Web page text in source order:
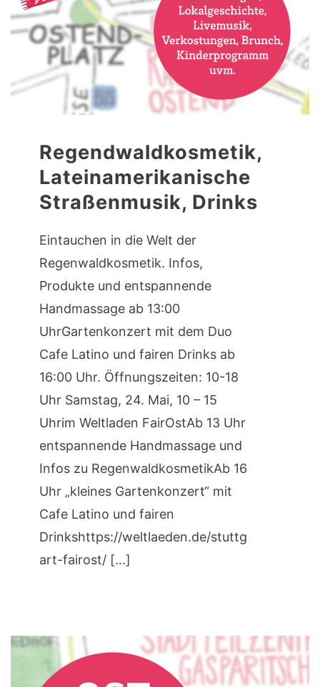
Regendwaldkosmetik,
Lateinamerikanische
Straßenmusik, Drinks
Eintauchen in die Welt der
Regenwaldkosmetik. Infos,
Produkte und entspannende
Handmassage ab 13:00
UhrGartenkonzert mit dem Duo
Cafe Latino und fairen Drinks ab
16:00 Uhr. Öffnungszeiten: 10-18
Uhr Samstag, 24. Mai, 10 – 15
Uhrim Weltladen FairOstAb 13 Uhr
entspannende Handmassage und
Infos zu RegenwaldkosmetikAb 16
Uhr „kleines Gartenkonzert“ mit
Cafe Latino und fairen
Drinkshttps://weltlaeden.de/stuttg
art-fairost/ […]